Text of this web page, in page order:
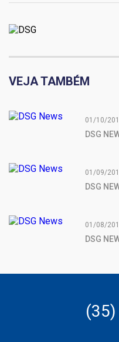
VEJA TAMBÉM
01/10/
DSG
01/09/
DSG
01/08/
DSG